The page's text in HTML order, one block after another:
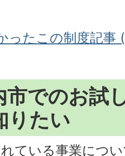
ったこの制度記事
市でのお試
りたい
ている事業につ